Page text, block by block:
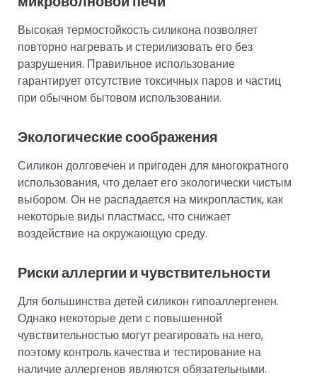
Высокая термостойкость силикона позволяет
повторно нагревать и стерилизовать его без
разрушения. Правильное использование
гарантирует отсутствие токсичных паров и частиц
при обычном бытовом использовании.
Экологические соображения
Силикон долговечен и пригоден для многократного
использования, что делает его экологически чистым
выбором. Он не распадается на микропластик, как
некоторые виды пластмасс, что снижает
воздействие на окружающую среду.
Риски аллергии и чувствительности
Для большинства детей силикон гипоаллергенен.
Однако некоторые дети с повышенной
чувствительностью могут реагировать на него,
поэтому контроль качества и тестирование на
наличие аллергенов являются обязательными.